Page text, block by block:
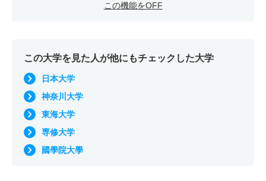
この機能をOFF
この大学を見た人が他にもチェックした大学
日本大学
神奈川大学
東海大学
専修大学
國學院大學